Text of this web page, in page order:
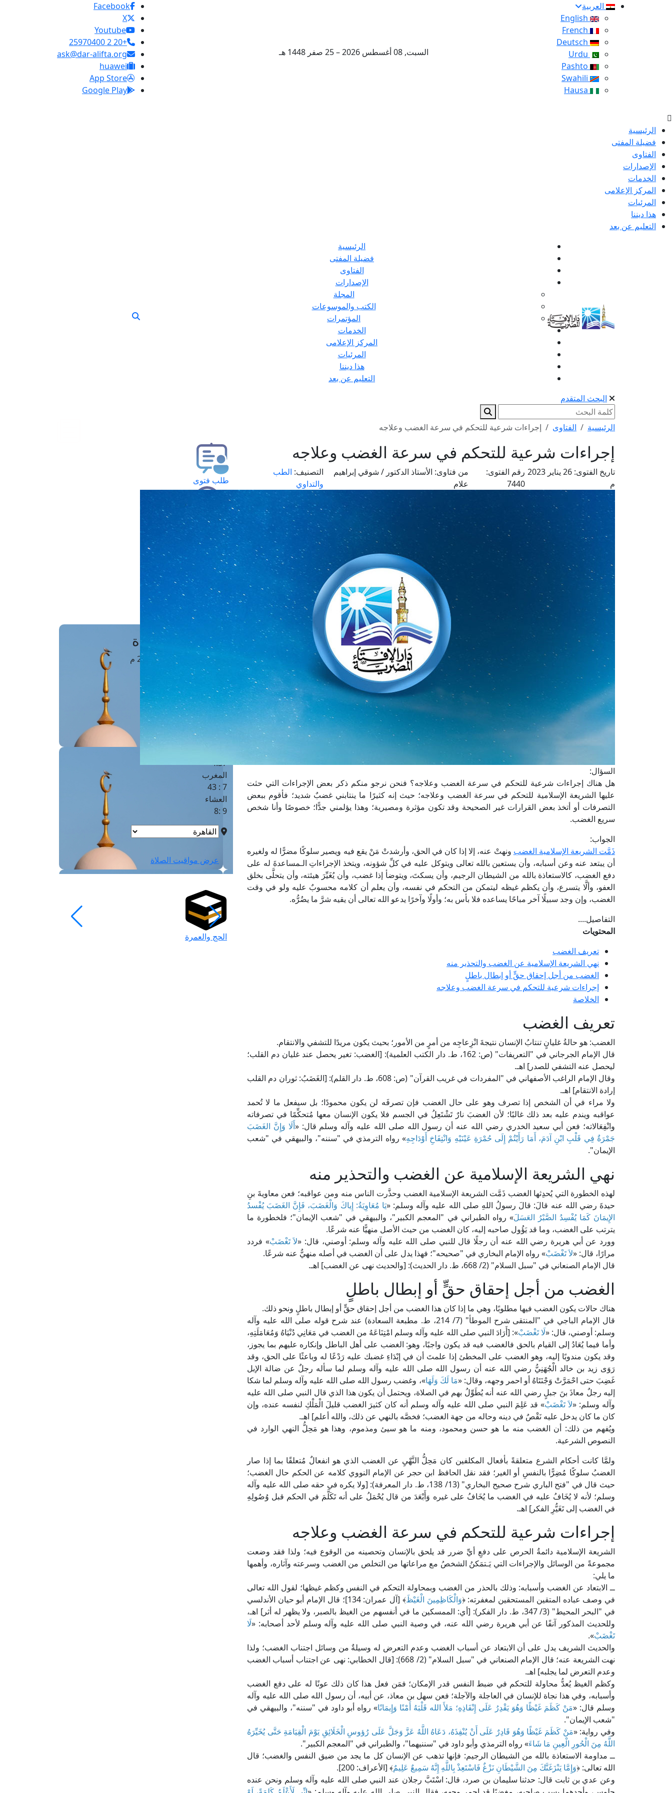
العربية
السبت, 08 أغسطس 2026 – 25 صفر 1448 هـ
Facebook
X
Youtube
+20 2 25970400
ask@dar-alifta.org
huawei
App Store
Google Play
الرئيسية
فضيلة المفتى
الفتاوى
الإصدارات
الخدمات
المركز الإعلامى
المرئيات
هذا ديننا
التعليم عن بعد
الرئيسية
فضيلة المفتى
الفتاوى
الإصدارات
المجلة
الكتب والموسوعات
المؤتمرات
الخدمات
المركز الإعلامى
المرئيات
هذا ديننا
التعليم عن بعد
البحث المتقدم
الرئيسية الفتاوى إجراءات شرعية للتحكم في سرعة الغضب وعلاجه
إجراءات شرعية للتحكم في سرعة الغضب وعلاجه
تاريخ الفتوى:
26 يناير 2023
م
رقم الفتوى:
7440
من فتاوى: الأستاذ الدكتور / شوقي إبراهيم
علام
التصنيف: الطب
والتداوي
السؤال:
هل هناك إجراءات شرعية للتحكم في سرعة الغضب وعلاجه؟ فنحن نرجو منكم ذكر بعض الإجراءات التي حثت
عليها الشريعة الإسلامية للتحكم في سرعة الغضب وعلاجه؛ حيث إنه كثيرًا ما ينتابني غضبٌ شديد؛ فأقوم ببعض
التصرفات أو أتخذ بعض القرارات غير الصحيحة وقد تكون مؤثرة ومصيرية؛ وهذا يؤلمني جدًّا؛ خصوصًا وأنا شخص
سريع الغضب.
الجواب:
ذَمَّت الشريعة الإسلامية الغضب ونهتْ عنه، إلا إذا كان في الحق، وأرشدتْ مَنْ يقع فيه ويصير سلوكًا مضرًّا له ولغيره
أن يبتعد عنه وعن أسبابه، وأن يستعين بالله تعالى ويتوكل عليه في كلِّ شؤونه، ويتخذ الإجراءاتِ الـمساعدةَ له على
دفع الغضب، كالاستعاذة بالله من الشيطان الرجيم، وأن يسكتَ، ويتوضأ إذا غضب، وأن يُغَيِّرَ هيئته، وأن يتحلَّى بخلق
العفو، وألَّا يتسرع، وأن يكظم غيظه ليتمكن من التحكم في نفسه، وأن يعلم أن كلامه محسوبٌ عليه ولو في وقت
الغضب، وإن وجد سبيلًا آخر مباحًا يساعده فلا بأس به؛ وأولًا وآخرًا يدعو الله تعالى أن يقيه شرَّ ما يضُرُّه.
التفاصيل....
المحتويات
تعريف الغضب
نهي الشريعة الإسلامية عن الغضب والتحذير منه
الغضب من أجل إحقاق حقٍّ أو إبطال باطلٍ
إجراءات شرعية للتحكم في سرعة الغضب وعلاجه
الخلاصة
تعريف الغضب
الغضب: هو حالةُ غليانٍ تنتابُ الإنسان نتيجةَ انْزِعاجِه من أمرٍ من الأمور؛ بحيث يكون مريدًا للتشفي والانتقام.
قال الإمام الجرجاني في "التعريفات" (ص: 162، ط. دار الكتب العلمية): [الغضب: تغير يحصل عند غليان دم القلب؛
ليحصل عنه التشفي للصدر] اهـ.
وقال الإمام الراغب الأصفهاني في "المفردات في غريب القرآن" (ص: 608، ط. دار القلم): [الغَضَبُ: ثوران دم القلب
إرادة الانتقام] اهـ.
ولا مراء في أن الشخص إذا تصرف وهو على حال الغضب فإن تصرفَه لن يكون محمودًا؛ بل سيفعل ما لا تُحمد
عواقبه ويندم عليه بعد ذلك غالبًا؛ لأن الغضبَ نارٌ تَشْتَعِلُ في الجسم فلا يكون الإنسان معها مُتحكِّمًا في تصرفاته
وانْفِعَالاته؛ فعن أبي سعيد الخدري رضي الله عنه أن رسول الله صلى الله عليه وآله وسلم قال: «أَلَا وَإِنَّ الغَضَبَ
جَمْرَةٌ فِي قَلْبِ ابْنِ آدَمَ، أَمَا رَأَيْتُمْ إِلَى حُمْرَةِ عَيْنَيْهِ وَانْتِفَاخِ أَوْدَاجِهِ» رواه الترمذي في "سننه"، والبيهقي في "شعب
الإيمان".
نهي الشريعة الإسلامية عن الغضب والتحذير منه
لهذه الخطورة التي يُحدِثها الغضب ذَمَّت الشريعة الإسلامية الغضب وحذَّرت الناس منه ومن عواقبه؛ فعن معاويةَ بنِ
حيدةَ رضي الله عنه قالَ: قالَ رسولُ اللهِ صلى الله عليه وآله وسلم: «يَا مُعَاوِيَةُ: إِياكَ وَالْغَضَبَ، فَإِنَّ الغَضَبَ يُفْسدُ
الإِيمَانَ كَمَا يُفْسِدُ الصَّبْرُ العَسَلَ» رواه الطبراني في "المعجم الكبير"، والبيهقي في "شعب الإيمان"؛ فلخطورة ما
يترتب على الغضب، وما قد يَؤُول صاحبه إليه، كان الغضب من حيث الأصل منهيًّا عنه شرعًا.
وورد عن أبي هريرة رضي الله عنه أن رجلًا قال للنبي صلى الله عليه وآله وسلم: أوصني، قال: «لاَ تَغْضَبْ» فردد
مرارًا، قال: «لاَ تَغْضَبْ» رواه الإمام البخاري في "صحيحه"؛ فهذا يدل على أن الغضب في أصله منهيٌّ عنه شرعًا.
قال الإمام الصنعاني في "سبل السلام" (2/ 668، ط. دار الحديث): [والحديث نهى عن الغضب] اهـ.
الغضب من أجل إحقاق حقٍّ أو إبطال باطلٍ
هناك حالات يكون الغضب فيها مطلوبًا، وهي ما إذا كان هذا الغضب من أجل إحقاق حقٍّ أو إبطال باطلٍ ونحو ذلك.
قال الإمام الباجي في "المنتقى شرح الموطأ" (7/ 214، ط. مطبعة السعادة) عند شرح قوله صلى الله عليه وآله
وسلم: أوصني، قال: «لَا تَغْضَبْ»: [أَرَادَ النبي صلى الله عليه وآله وسلم امْتِنَاعَهُ من الغضب في مَعَانِي دُنْيَاهُ وَمُعَامَلَتِهِ،
وأما فيما يُعَادُ إلى القيام بالحق فالغضب فيه قد يكون واجبًا، وهو: الغضب على أهل الباطل وإنكاره عليهم بما يجوز،
وقد يكون مندوبًا إليه، وهو الغضب على المخطئ إذا علمتَ أن في إبْدَاءِ غضبك عليه رَدْعًا له وباعثًا على الحق، وقد
رَوَى زيد بن خالد الْجُهَنِيُّ رضي الله عنه أن رسول الله صلى الله عليه وآله وسلم لما سأله رجلٌ عن ضالة الإبل
غَضِبَ حتى احْمَرَّتْ وَجْنَتَاهُ أو احمر وجهه، وقال: «مَا لَكَ وَلَهَا»، وغضب رسول الله صلى الله عليه وآله وسلم لما شكا
إليه رجلٌ معاذَ بنَ جبلٍ رضي الله عنه أنه يُطَوِّلُ بهم في الصلاة، ويحتمل أن يكون هذا الذي قال النبي صلى الله عليه
وآله وسلم: «لاَ تَغْضَبْ» قد عَلِمَ النبي صلى الله عليه وآله وسلم أنه كان كثيرَ الغضب قليلَ الْمَلْكِ لنفسه عنده، وإن
كان ما كان يدخل عليه نَقْصٌ في دينه وحاله من جهة الغضب؛ فخصَّه بالنهي عن ذلك، والله أعلم] اهـ.
ويُفهم من ذلك: أن الغضب منه ما هو حسن ومحمود، ومنه ما هو سيئ ومذموم، وهذا هو مَحِلُّ النهي الوارد في
النصوص الشرعية.
ولمَّا كانت أحكام الشرع متعلقةً بأفعال المكلفين كان مَحِلُّ النَّهْيِ عن الغضب الذي هو انفعالٌ مُتعلقًا بما إذا صار
الغضبُ سلوكًا مُضِرًّا بالنفسِ أو الغير؛ فقد نقل الحافظ ابن حجر عن الإمام النووي كلامه عن الحكم حال الغضب؛
حيث قال في "فتح الباري شرح صحيح البخاري" (13/ 138، ط. دار المعرفة): [ولا يكره في حقه صلى الله عليه وآله
وسلم؛ لأنه لا يُخَافُ عليه في الغضب ما يُخَافُ على غيره وَأَبْعَدَ من قال يُحْمَلُ على أنه تَكَلَّمَ في الحكم قبل وُصُولِهِ
في الغضب إلى تَغَيُّرِ الفكر] اهـ.
إجراءات شرعية للتحكم في سرعة الغضب وعلاجه
الشريعة الإسلامية دائمةُ الحرص على دفعِ أيِّ ضرر قد يلحق بالإنسان وتحصينه من الوقوع فيه؛ ولذا فقد وضعت
مجموعةً من الوسائل والإجراءات التي يَـتمَكنُ الشخصُ مع مراعاتها من التخلص من الغضب وسرعته وآثاره، وأهمها
ما يلي:
ــ الابتعاد عن الغضب وأسبابه: وذلك بالحذر من الغضب وبمحاولة التحكم في النفس وكظم غيظها؛ لقول الله تعالى
في وصف عباده المتقين المستحقين لمغفرته: ﴿وَالْكَاظِمِينَ الْغَيْظَ
﴾ [آل عمران: 134]؛ قال الإمام أبو حيان الأندلسي
في "البحر المحيط" (3/ 347، ط. دار الفكر): [أي: الممسكين ما في أنفسهم من الغيظ بالصبر، ولا يظهر له أثر] اهـ،
وللحديث المذكور آنفًا عن أبي هريرة رضي الله عنه، في وصية النبي صلى الله عليه وآله وسلم لأحد أصحابه: «لَا
تَغْضَبْ».
والحديث الشريف يدل على أن الابتعاد عن أسباب الغضب وعدم التعرض له وسيلةٌ من وسائل اجتناب الغضب؛ ولذا
نهت الشريعة عنه؛ قال الإمام الصنعاني في "سبل السلام" (2/ 668): [قال الخطابي: نهى عن اجتناب أسباب الغضب
وعدم التعرض لما يجلبه] اهـ.
وكظم الغيظ يُعدُّ محاولة للتحكم في ضبط النفس قدر الإمكان؛ فمَن فعل هذا كان ذلك عونًا له على دفع الغضب
وأسبابه، وفي هذا نجاة للإنسان في العاجلة والآجلة؛ فعن سهل بن معاذ، عن أبيه، أن رسول الله صلى الله عليه وآله
وسلم قال: «مَنْ كَظَمَ غَيْظًا وَهُوَ يَقْدِرُ عَلَى إِنْفَاذِهِ؛ مَلأَ الله قَلْبَهُ أَمْنًا وَإِيمَانًا» رواه أبو داود في "سننه"، والبيهقي في
"شعب الإيمان".
وفي رواية: «مَنْ كَظَمَ غَيْظًا وَهُوَ قَادِرٌ عَلَى أَنْ يُنْفِذَهُ، دَعَاهُ اللَّهُ عَزَّ وَجَلَّ عَلَى رُؤوسِ الْخَلَائِقِ يَوْمَ الْقِيَامَةِ حَتَّى يُخَيِّرَهُ
اللَّهُ مِنَ الْحُورِ الْعِينِ مَا شَاءَ» رواه الترمذي وأبو داود في "سننيهما"، والطبراني في "المعجم الكبير".
ــ مداومة الاستعاذة بالله من الشيطان الرجيم: فإنها تذهب عن الإنسان كل ما يجد من ضيق النفس والغضب؛ قال
الله تعالى: ﴿وَإِمَّا يَنْزَغَنَّكَ مِنَ الشَّيْطَانِ نَزْغٌ فَاسْتَعِذْ بِاللَّهِ إِنَّهُ سَمِيعٌ عَلِيمٌ﴾ [الأعراف: 200].
وعن عدي بن ثابت قال: حدثنا سليمان بن صرد، قال: اسْتَبَّ رجلان عند النبي صلى الله عليه وآله وسلم ونحن عنده
طلب فتوى
استعلام عن فتوى
حجز موعد
الفتوى الهاتفية
مَواقِيتُ الصَّـــلاة
القاهرة · 08 أغسطس 2026 م
4 :42
الشروق
6 :18
4:37
المغرب
7 : 43
العشاء
9 :8
عرض مواقيت الصلاة
الحج والعمرة